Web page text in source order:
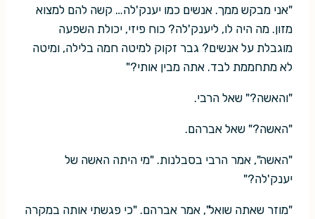
"אני מבקש ממך. אנשים כמו יענק'לה… קשה להם למצוא
מזון. מה היה לו, ליענק'לה? כוח פיזי, יכולת השפעה
מוגבלת על אנשים? גבר זקוק למיטה חמה בלילה, ומיטה
לא מתחממת לבד. אתה מבין אותי?"
"והאשה?" שאל הרבי.
"האשה?" שאל אברהם.
"האשה", אמר הרבי בסבלנות. "מי היתה האשה של
יענק'לה?"
"מוזר שאתה שואל", אמר אברהם. "כי פגשתי אותה במקרה